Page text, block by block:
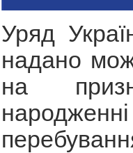
Уряд
надано
на